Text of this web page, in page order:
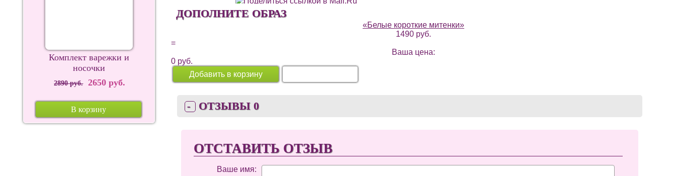
Комплект варежки и
носочки
2890 руб.2650 руб.
В корзину
ДОПОЛНИТЕ ОБРАЗ
«Белые короткие митенки»
1490 руб.
=
Ваша цена:
0 руб.
Добавить в корзину
ОТЗЫВЫ0
ОТСТАВИТЬ ОТЗЫВ
Ваше имя: